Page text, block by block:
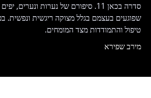
סדרה בכאן 11. סיפורם של נערות ונערים,
שפוגעים בעצמם בגלל מצוקה ריגשית ונפשית.
טיפול והתמודדות מצד המומחים.
מירב שפירא